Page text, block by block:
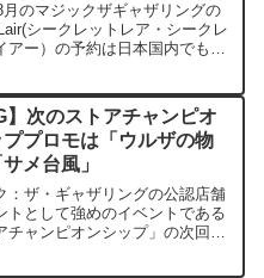
月のマジックザギャザリングの
シークレットレア・シークレ
アー）の予約は日本国内でも受
正規予約受付が行われます...
】次のストアチャンピオ
ププロモは「ウルザの物
メ台風」
：ザ・ギャザリングの公認店舗
トとして強めのイベントである
チャンピオンシップ」の次回の